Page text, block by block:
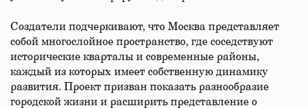
Создатели подчеркивают, что Москва представляет
собой многослойное пространство, где соседствуют
исторические кварталы и современные районы,
каждый из которых имеет собственную динамику
развития. Проект призван показать разнообразие
городской жизни и расширить представление о